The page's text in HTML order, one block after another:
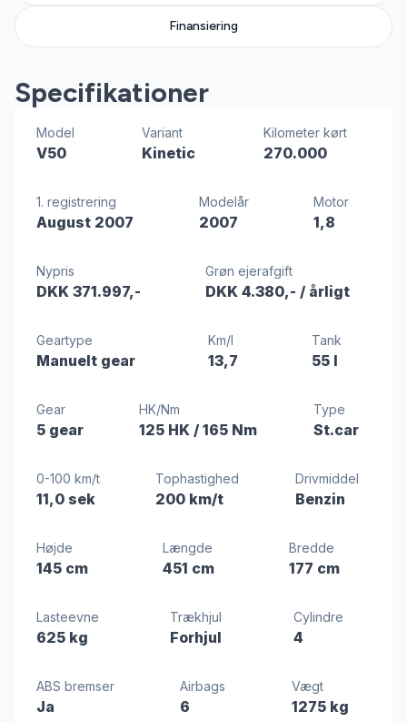
Finansiering
Specifikationer
Model
V50
Variant
Kinetic
Kilometer kørt
270.000
1. registrering
August 2007
Modelår
2007
Motor
1,8
Nypris
DKK 371.997,-
Grøn ejerafgift
DKK 4.380,- / årligt
Geartype
Manuelt gear
Km/l
13,7
Tank
55 l
Gear
5 gear
HK/Nm
125 HK / 165 Nm
Type
St.car
0-100 km/t
11,0 sek
Tophastighed
200 km/t
Drivmiddel
Benzin
Højde
145 cm
Længde
451 cm
Bredde
177 cm
Lasteevne
625 kg
Trækhjul
Forhjul
Cylindre
4
ABS bremser
Ja
Airbags
6
Vægt
1275 kg